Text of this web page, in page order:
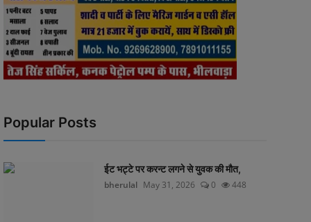
Popular Posts
ईट भट्टे पर करन्ट लगने से युवक की मौत,
bherulal May 31, 2026 0 448